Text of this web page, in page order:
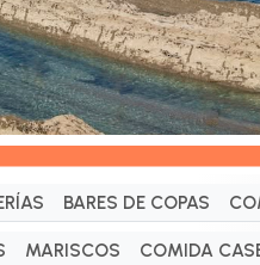
BARES DE COPAS
MARISCOS COMIDA